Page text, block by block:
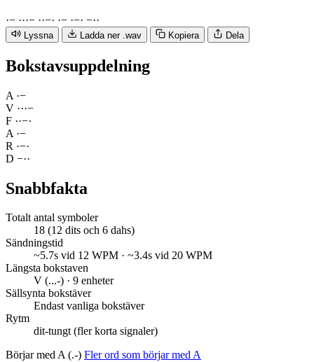
·− ···− ··−· ·− ·−· −··
Lyssna Ladda ner .wav Kopiera Dela
Bokstavsuppdelning
A ·−
V ···−
F ··−·
A ·−
R ·−·
D −··
Snabbfakta
Totalt antal symboler
18 (12 dits och 6 dahs)
Sändningstid
~5.7s vid 12 WPM · ~3.4s vid 20 WPM
Längsta bokstaven
V (...-) · 9 enheter
Sällsynta bokstäver
Endast vanliga bokstäver
Rytm
dit-tungt (fler korta signaler)
Börjar med A (.-) Fler ord som börjar med A